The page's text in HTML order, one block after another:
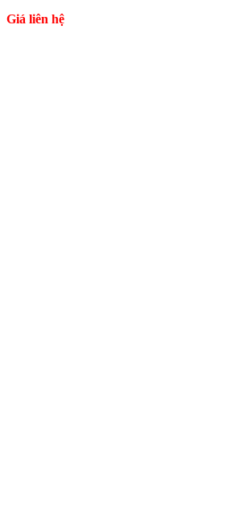
Giá liên hệ